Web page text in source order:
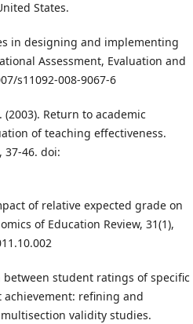
States.
in designing and implementing
Assessment, Evaluation and
s11092-008-9067-6
(2003). Return to academic
of teaching effectiveness.
37-46. doi:
of relative expected grade on
of Education Review, 31(1),
between student ratings of specific
refining and
validity studies.